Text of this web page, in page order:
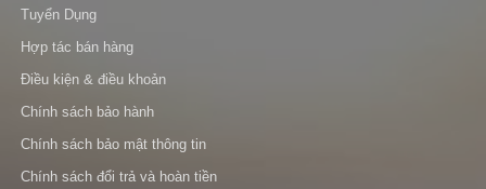
Tuyển Dụng
Hợp tác bán hàng
Điều kiện & điều khoản
Chính sách bảo hành
Chính sách bảo mật thông tin
Chính sách đổi trả và hoàn tiền